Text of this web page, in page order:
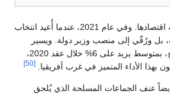
بنية تحتية ضخمة، وحدثت اقتصادها. وفي عام 2021، عندما أُعيد انتخاب
بل ورُقّي إلى منصب وزير دولة. ويسير
النمو على المسار الصحيح، بمتوسط يزيد على 6% خلال عقد 2020،
بهذا الأداء المتميز في غرب أفريقيا. [50]
عنف الجماعات المسلحة الذي يُلحق